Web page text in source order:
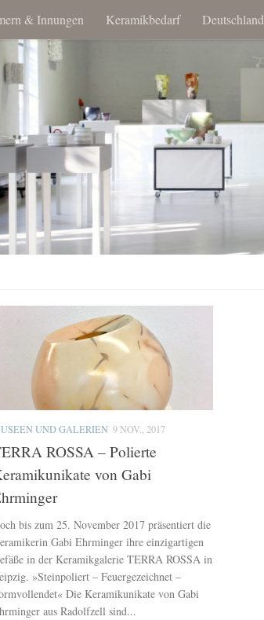
& Innungen Keramikbedarf Deutschland
UND GALERIEN 9 NOV., 2017
ROSSA – Polierte
von Gabi
bis zum 25. November 2017 präsentiert die
Gabi Ehrminger ihre einzigartigen
in der Keramikgalerie TERRA ROSSA in
»Steinpoliert – Feuergezeichnet –
Die Keramikunikate von Gabi
aus Radolfzell sind...